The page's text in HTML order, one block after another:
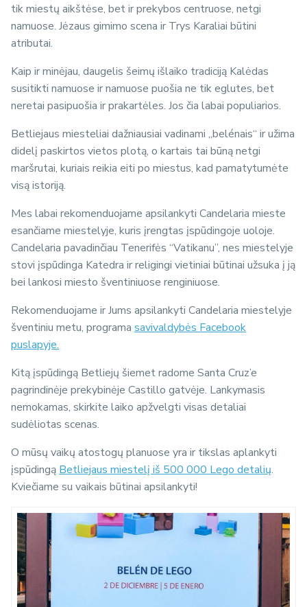
tik miestų aikštėse, bet ir prekybos centruose, netgi
namuose. Jėzaus gimimo scena ir Trys Karaliai būtini
atributai.
Kaip ir minėjau, daugelis šeimų išlaiko tradiciją Kalėdas
susitikti namuose ir namuose puošia ne tik eglutes, bet
neretai pasipuošia ir prakartėles. Jos čia labai populiarios.
Betliejaus miesteliai dažniausiai vadinami „belénais“ ir užima
didelį paskirtos vietos plotą, o kartais tai būną netgi
maršrutai, kuriais reikia eiti po miestus, kad pamatytumėte
visą istoriją.
Mes labai rekomenduojame apsilankyti Candelaria mieste
esančiame miestelyje, kuris įrengtas įspūdingoje uoloje.
Candelaria pavadinčiau Tenerifės “Vatikanu”, nes miestelyje
stovi įspūdinga Katedra ir religingi vietiniai būtinai užsuka į ją
bei lankosi miesto šventiniuose renginiuose.
Rekomenduojame ir Jums apsilankyti Candelaria miestelyje
šventiniu metu, programa savivaldybės Facebook
puslapyje.
Kitą įspūdingą Betliejų šiemet radome Santa Cruz’e
pagrindinėje prekybinėje Castillo gatvėje. Lankymasis
nemokamas, skirkite laiko apžvelgti visas detaliai
sudėliotas scenas.
O mūsų vaikų atostogų planuose yra ir tikslas aplankyti
įspūdingą Betliejaus miestelį iš 500 000 Lego detalių.
Kviečiame su vaikais būtinai apsilankyti!